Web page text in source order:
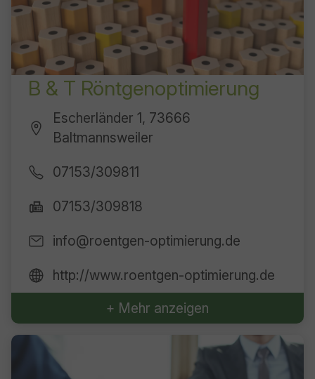
B & T Röntgenoptimierung
Escherländer 1, 73666
Baltmannsweiler
07153/309811
07153/309818
info@roentgen-optimierung.de
http://www.roentgen-optimierung.de
+ Mehr anzeigen